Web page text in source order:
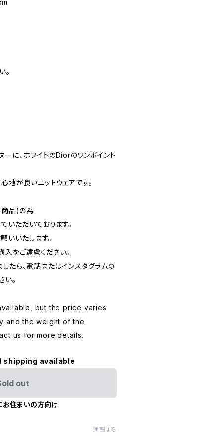
。
に、ホワイトのDiorのワンポイント
地が良いニットウェアです。
商品)の為
いただいております。
いいたします。
をご遠慮ください。
たら、電話またはインスタグラムの
い。
but the price varies
and the weight of the
us for more details.
shipping available
out
お住まいの方向け
通報する